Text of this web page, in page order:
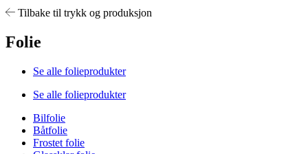
Tilbake til trykk og produksjon
Folie
Se alle folieprodukter
Se alle folieprodukter
Bilfolie
Båtfolie
Frostet folie